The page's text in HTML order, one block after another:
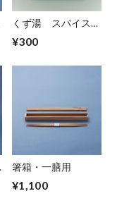
くず湯 スパイスミ
1回分
¥300
箸箱・一膳用
¥1,100